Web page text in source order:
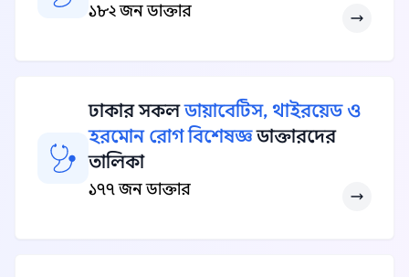
১৮২ জন ডাক্তার
ঢাকার সকলডায়াবেটিস, থাইরয়েড ও
হরমোন রোগ বিশেষজ্ঞডাক্তারদের
তালিকা
১৭৭ জন ডাক্তার